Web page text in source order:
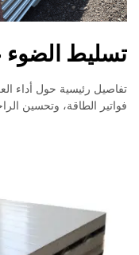
تسليط الضوء
تفاصيل رئيسية حول أداء
فواتير الطاقة، وتحسين